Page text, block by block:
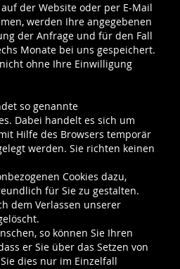
der Website oder per E-Mail
werden Ihre angegebenen
der Anfrage und für den Fall
Monate bei uns gespeichert.
ohne Ihre Einwilligung
so genannte
Dabei handelt es sich um
Hilfe des Browsers temporär
werden. Sie richten keinen
Cookies dazu,
für Sie zu gestalten.
dem Verlassen unserer
so können Sie Ihren
er Sie über das Setzen von
dies nur im Einzelfall